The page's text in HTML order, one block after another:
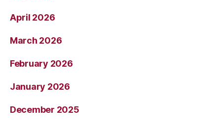
April 2026
March 2026
February 2026
January 2026
December 2025